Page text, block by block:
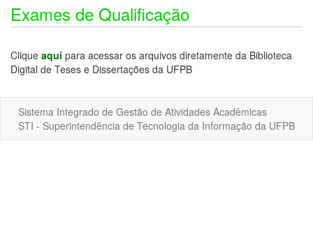
Exames de Qualificação
Clique aqui para acessar os arquivos diretamente da Biblioteca
Digital de Teses e Dissertações da UFPB
Sistema Integrado de Gestão de Atividades Acadêmicas
STI - Superintendência de Tecnologia da Informação da UFPB